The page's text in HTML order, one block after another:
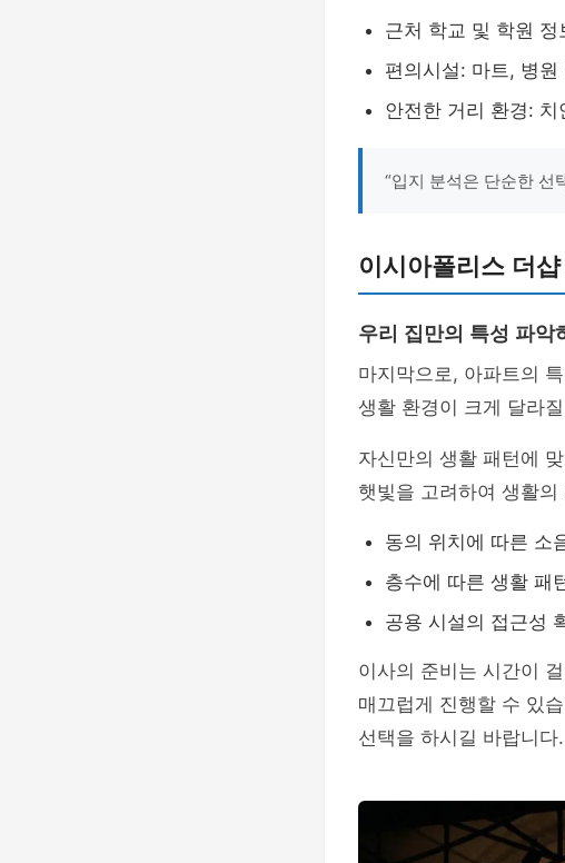
근처 학교 및 학원 정
편의시설: 마트, 병원
안전한 거리 환경: 치
“입지 분석은 단순한 선
이시아폴리스 더
우리 집만의 특성 파악
마지막으로, 아파트의
생활 환경이 크게 달라
자신만의 생활 패턴에
햇빛을 고려하여 생활
동의 위치에 따른 소
층수에 따른 생활 패
공용 시설의 접근성
이사의 준비는 시간이
매끄럽게 진행할 수 있
선택을 하시길 바랍니다.